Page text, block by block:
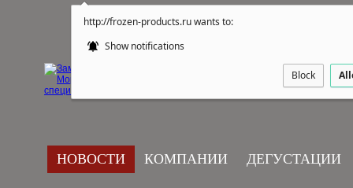
http://frozen-products.ru wants to:
Show notifications
Block
НОВОСТИ КОМПАНИИ ДЕГУСТАЦИИ